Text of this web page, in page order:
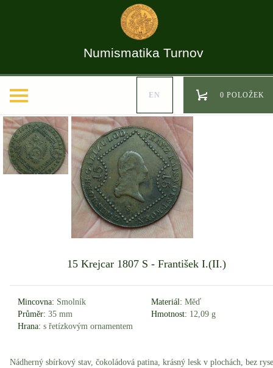
Numismatika Turnov
EN 0 POLOŽEK
15 Krejcar 1807 S - František I.(II.)
Mincovna: Smolník Materiál: Měď
Průměr: 35 mm Hmotnost: 12,09 g
Hrana: s řetízkovým ornamentem
Nádherný sbírkový stav, čokoládová patina, krásný lesk v plochách, bez